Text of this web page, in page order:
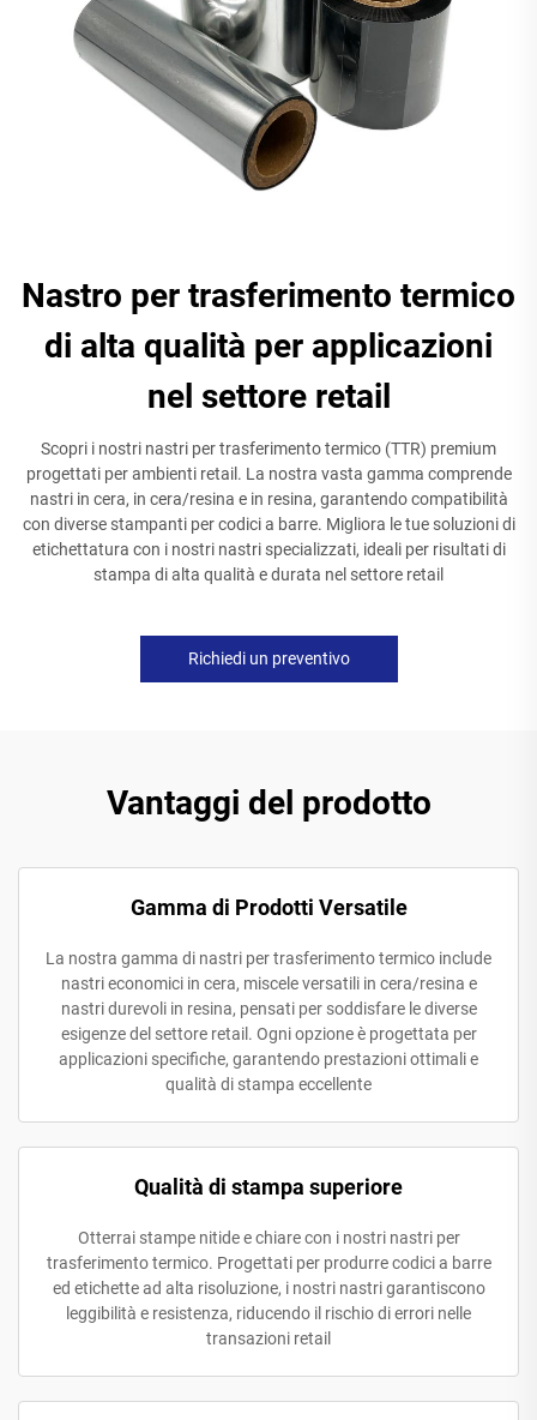
Nastro per trasferimento termico
di alta qualità per applicazioni
nel settore retail
Scopri i nostri nastri per trasferimento termico (TTR) premium
progettati per ambienti retail. La nostra vasta gamma comprende
nastri in cera, in cera/resina e in resina, garantendo compatibilità
con diverse stampanti per codici a barre. Migliora le tue soluzioni di
etichettatura con i nostri nastri specializzati, ideali per risultati di
stampa di alta qualità e durata nel settore retail
Richiedi un preventivo
Vantaggi del prodotto
Gamma di Prodotti Versatile
La nostra gamma di nastri per trasferimento termico include
nastri economici in cera, miscele versatili in cera/resina e
nastri durevoli in resina, pensati per soddisfare le diverse
esigenze del settore retail. Ogni opzione è progettata per
applicazioni specifiche, garantendo prestazioni ottimali e
qualità di stampa eccellente
Qualità di stampa superiore
Otterrai stampe nitide e chiare con i nostri nastri per
trasferimento termico. Progettati per produrre codici a barre
ed etichette ad alta risoluzione, i nostri nastri garantiscono
leggibilità e resistenza, riducendo il rischio di errori nelle
transazioni retail